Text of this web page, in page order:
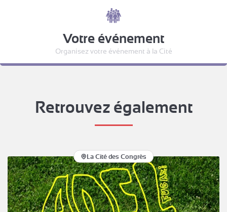
Votre événement
Organisez votre événement à la Cité
Retrouvez également
La Cité des Congrès